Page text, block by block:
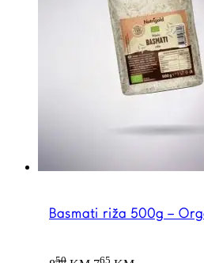
Basmati riža 500g –
50
Original
65
Current